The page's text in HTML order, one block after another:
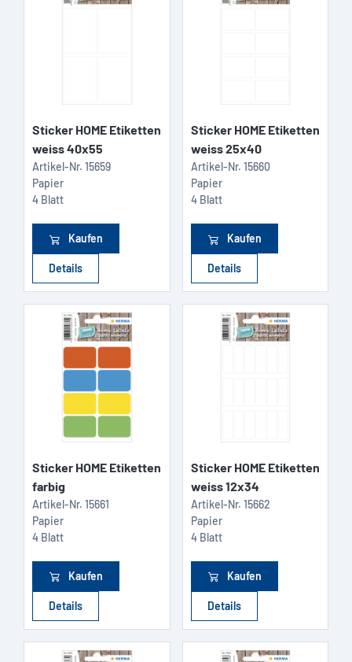
Sticker HOME Etiketten
weiss 40x55
Artikel-Nr. 15659
Papier
4 Blatt
Kaufen
Details
Sticker HOME Etiketten
weiss 25x40
Artikel-Nr. 15660
Papier
4 Blatt
Kaufen
Details
Sticker HOME Etiketten
farbig
Artikel-Nr. 15661
Papier
4 Blatt
Kaufen
Details
Sticker HOME Etiketten
weiss 12x34
Artikel-Nr. 15662
Papier
4 Blatt
Kaufen
Details